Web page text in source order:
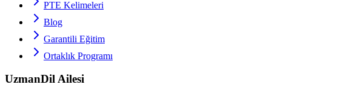
PTE Kelimeleri
Blog
Garantili Eğitim
Ortaklık Programı
UzmanDil Ailesi